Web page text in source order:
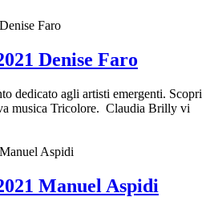
Denise Faro
dedicato agli artisti emergenti. Scopri
musica Tricolore. Claudia Brilly vi
Manuel Aspidi